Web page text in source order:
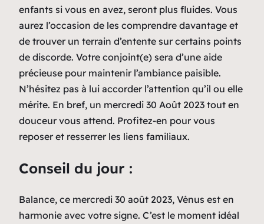
enfants si vous en avez, seront plus fluides. Vous
aurez l’occasion de les comprendre davantage et
de trouver un terrain d’entente sur certains points
de discorde. Votre conjoint(e) sera d’une aide
précieuse pour maintenir l’ambiance paisible.
N’hésitez pas à lui accorder l’attention qu’il ou elle
mérite. En bref, un mercredi 30 Août 2023 tout en
douceur vous attend. Profitez-en pour vous
reposer et resserrer les liens familiaux.
Conseil du jour :
Balance, ce mercredi 30 août 2023, Vénus est en
harmonie avec votre signe. C’est le moment idéal